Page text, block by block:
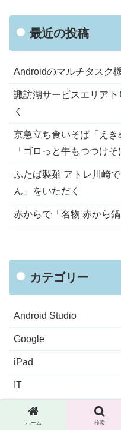
最近の投稿
Androidのマルチタスク
諏訪湖サービスエリア
く
京急立ち食いそば「え
「ゴロっと牛もつつけ
ふたば製麺 アトレ川崎
ん」をいただく
赤からで「名物 赤から鍋
カテゴリー
Android Studio
Google
iPad
IT
IT入門
ホーム 検索